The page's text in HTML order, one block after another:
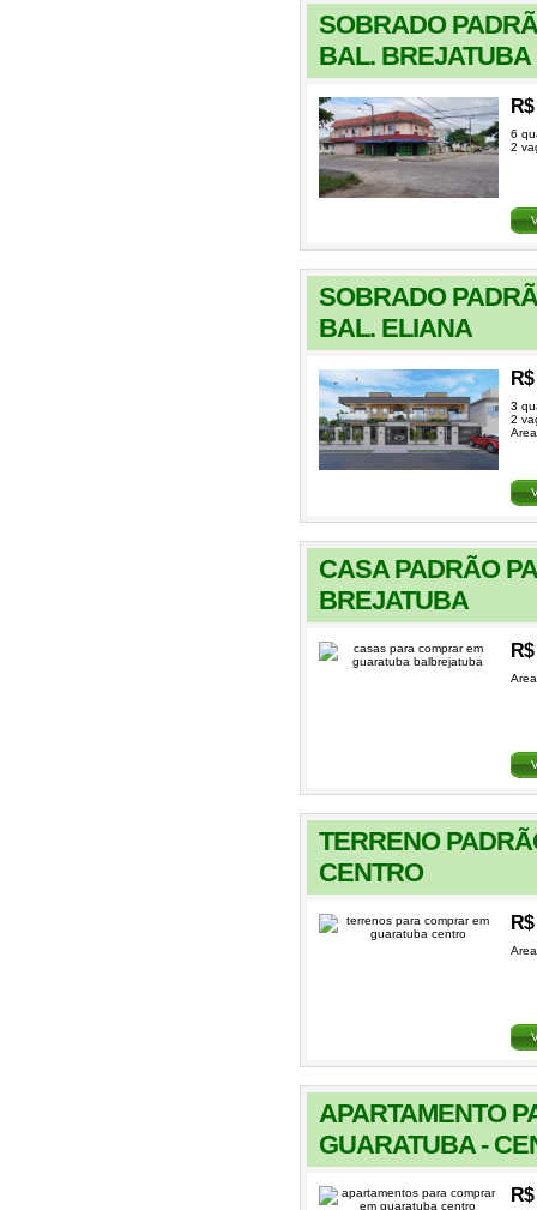
SOBRADO
BAL. BREJATUBA
6
2
SOBRADO
BAL. ELIANA
3
2
CASA PADRÃO
BREJATUBA
TERRENO
CENTRO
APARTAMENTO
GUARATUBA -